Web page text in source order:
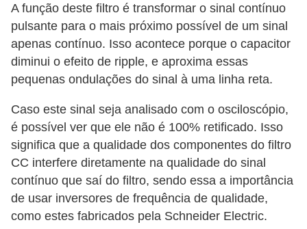
A função deste filtro é transformar o sinal contínuo
pulsante para o mais próximo possível de um sinal
apenas contínuo. Isso acontece porque o capacitor
diminui o efeito de ripple, e aproxima essas
pequenas ondulações do sinal à uma linha reta.
Caso este sinal seja analisado com o osciloscópio,
é possível ver que ele não é 100% retificado. Isso
significa que a qualidade dos componentes do filtro
CC interfere diretamente na qualidade do sinal
contínuo que saí do filtro, sendo essa a importância
de usar inversores de frequência de qualidade,
como estes fabricados pela Schneider Electric.
ó
r
i
a
s
d
a
e
l
e